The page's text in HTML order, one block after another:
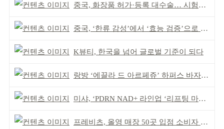
중국, 화장품 허가·등록 대수술… 시험자료 공용 허용
중국, ‘한류 감성’에서 ‘효능 검증’으로 중심 이동
K뷰티, 한국을 넘어 글로벌 기준이 되다
랑방 ‘에끌라 드 아르페쥬’ 하퍼스 바자 화보 공개
미샤, ‘PDRN NAD+ 라인업 ‘리프팅 마스크’ 출시
프레비츠, 올영 매장 50곳 입점 소비자 접점 강화